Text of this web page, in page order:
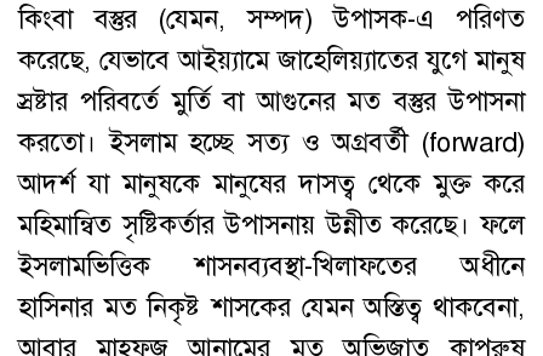
কিংবা বস্তুর (যেমন, সম্পদ) উপাসক-এ পরিণত
করেছে, যেভাবে আইয়্যামে জাহেলিয়্যাতের যুগে মানুষ
স্রষ্টার পরিবর্তে মুর্তি বা আগুনের মত বস্তুর উপাসনা
করতো। ইসলাম হচ্ছে সত্য ও অগ্রবর্তী (forward)
আদর্শ যা মানুষকে মানুষের দাসত্ব থেকে মুক্ত করে
মহিমান্বিত সৃষ্টিকর্তার উপাসনায় উন্নীত করেছে। ফলে
ইসলামভিত্তিক শাসনব্যবস্থা-খিলাফতের অধীনে
হাসিনার মত নিকৃষ্ট শাসকের যেমন অস্তিত্ব থাকবেনা,
আবার মাহফুজ আনামের মত অভিজাত কাপুরুষ